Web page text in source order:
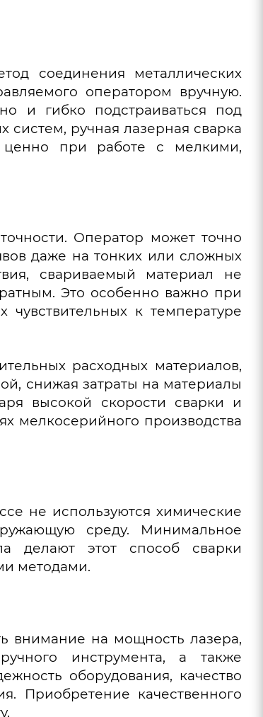
соединения металлических
оператором вручную.
и гибко подстраиваться под
систем, ручная лазерная сварка
ценно при работе с мелкими,
Оператор может точно
даже на тонких или сложных
свариваемый материал не
Это особенно важно при
к температуре
расходных материалов,
снижая затраты на материалы
высокой скорости сварки и
мелкосерийного производства
не используются химические
среду. Минимальное
делают этот способ сварки
методами.
внимание на мощность лазера,
инструмента, а также
оборудования, качество
Приобретение качественного